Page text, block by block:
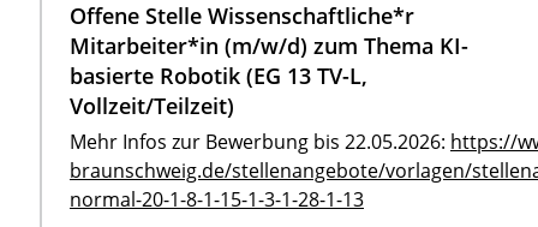
Offene Stelle Wissenschaftliche*r
Mitarbeiter*in (m/w/d) zum Thema KI-
basierte Robotik (EG 13 TV-L,
Vollzeit/Teilzeit)
Mehr Infos zur Bewerbung bis 22.05.2026: https://
braunschweig.de/stellenangebote/vorlagen/
normal-20-1-8-1-15-1-3-1-28-1-13